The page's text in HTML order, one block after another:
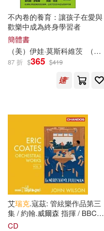
不內卷的養育：讓孩子在愛與
歡樂中成為終身學習者
簡體書
（美）伊娃·莫斯科維茨
（美）艾
87 折 $365 $419
艾瑞克.寇茲: 管絃樂作品第三
集 / 約翰.威爾森 指揮 / BBC愛
樂管弦樂團(Eric Coates:
CD